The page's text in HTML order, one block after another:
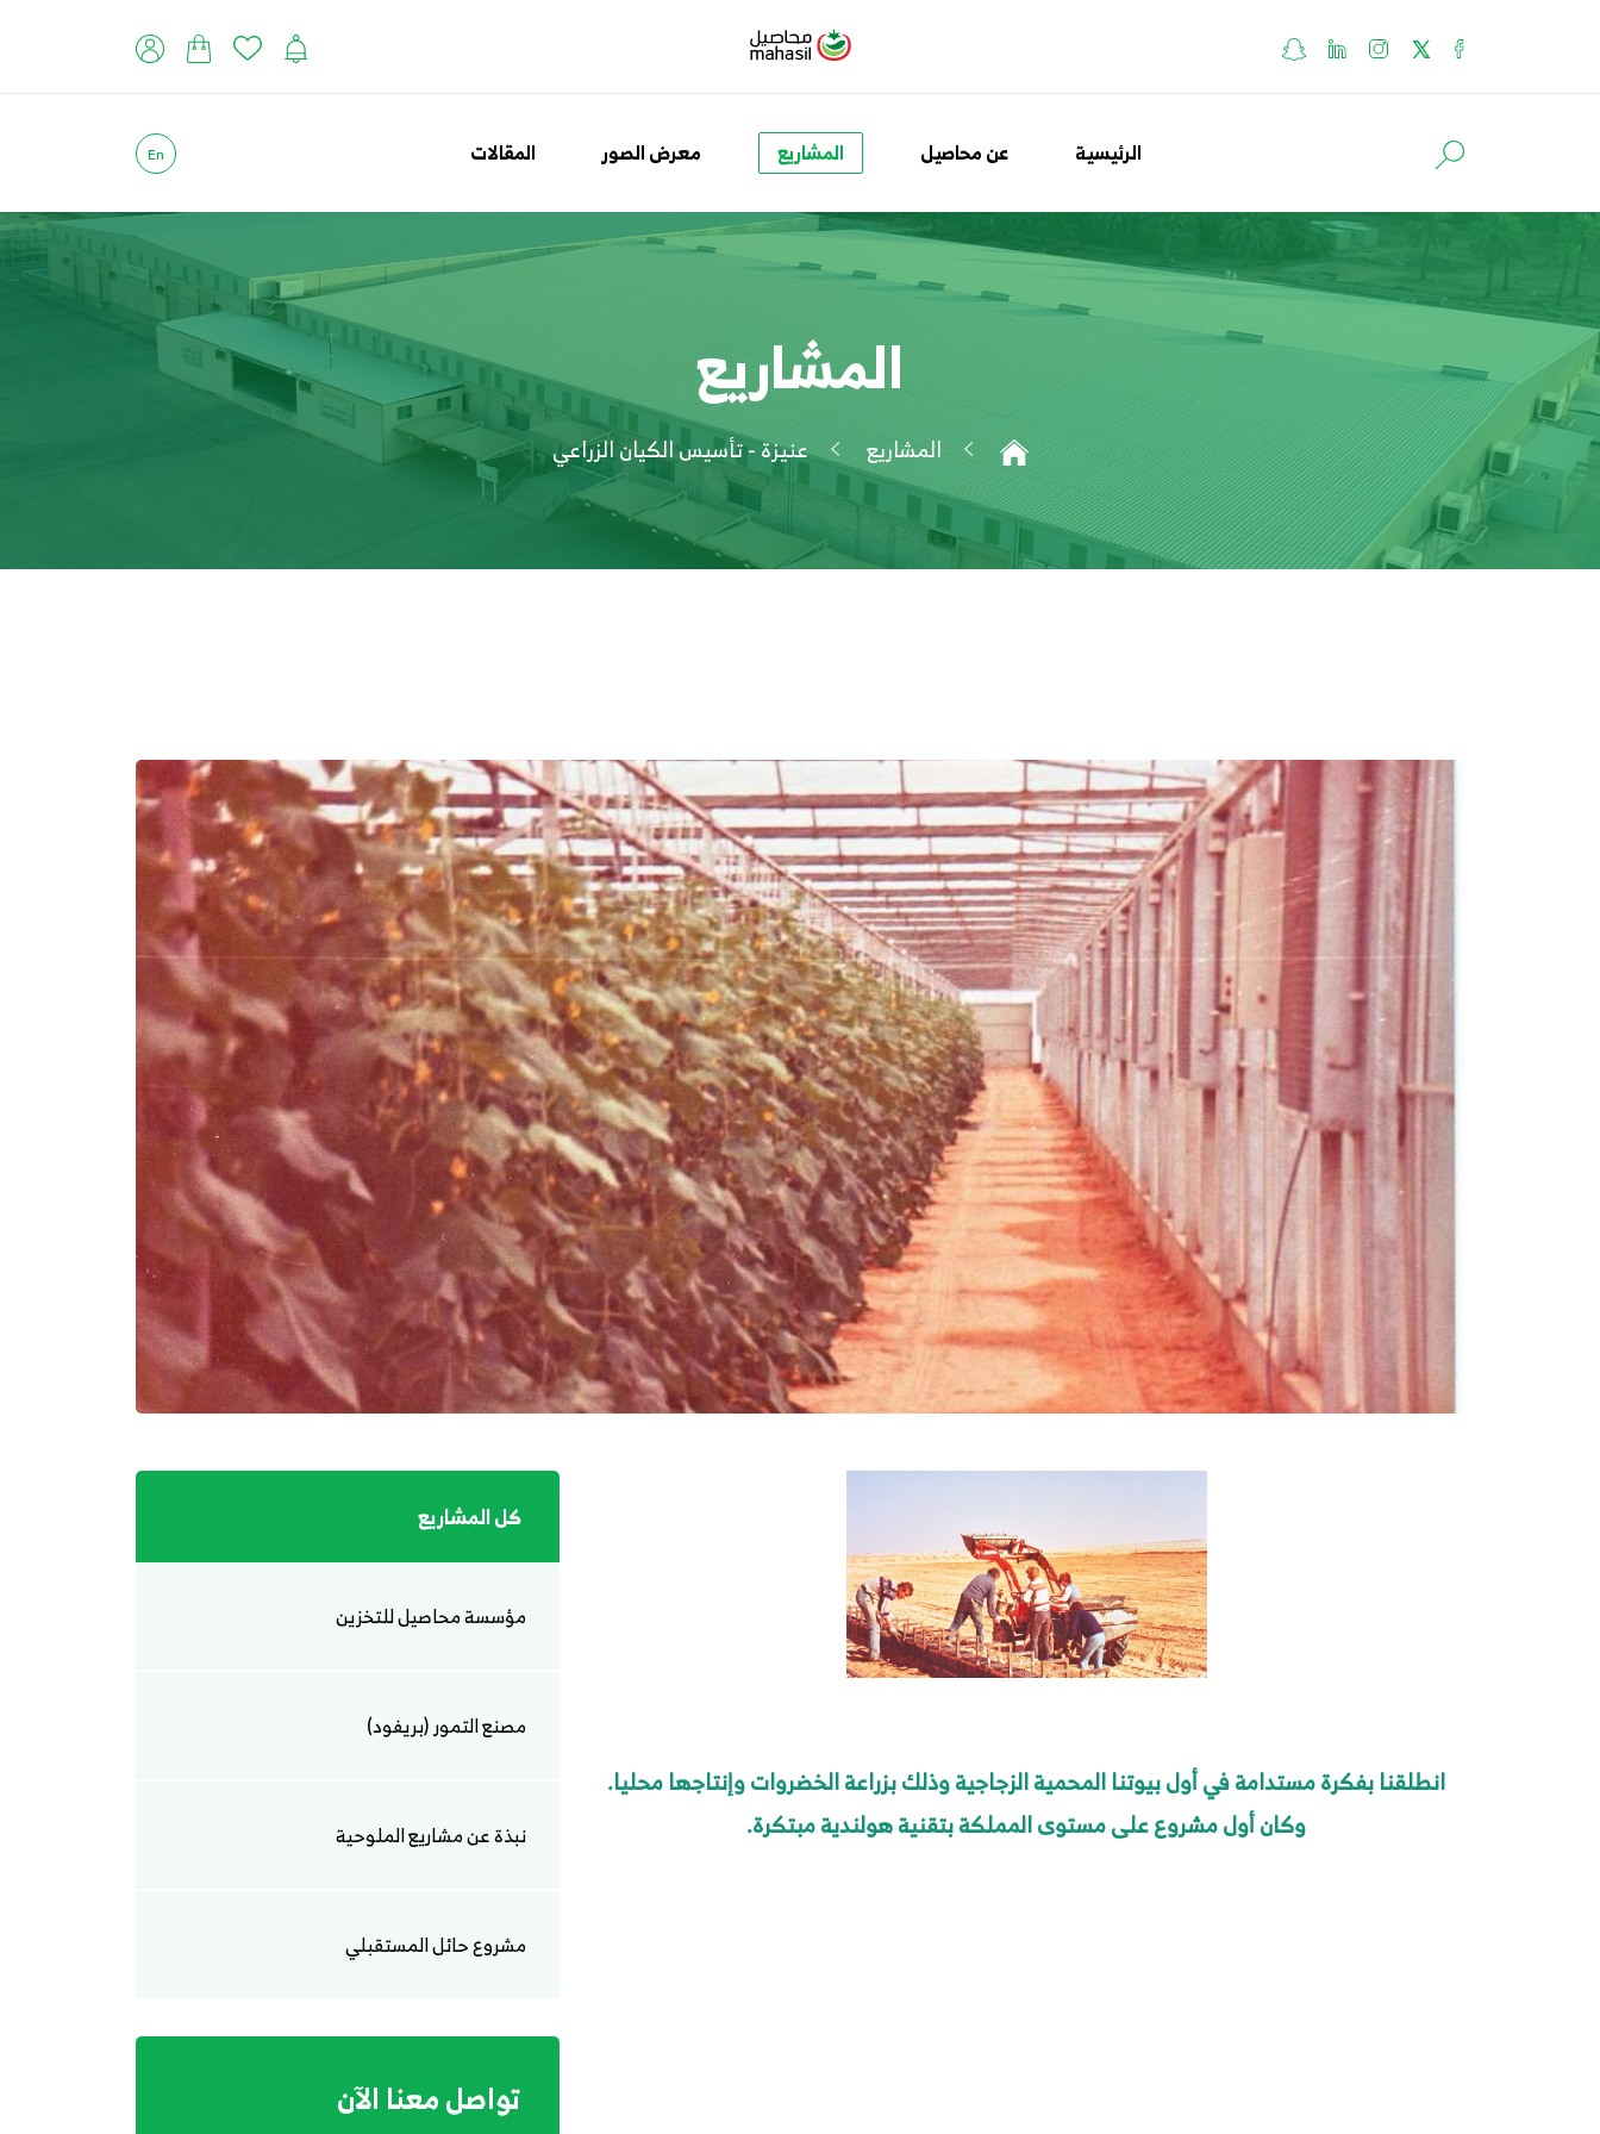
الرئيسية عن محاصيل المشاريع معرض الصور المقالات En
المشاريع
المشاريع عنيزة - تأسيس الكيان الزراعي
انطلقنا ﺑﻔﻜﺮة ﻣﺴﺘﺪاﻣﺔ ﻓﻲ أول ﺑﻴﻮﺗﻨﺎ اﻟﻤﺤﻤﻴﺔ اﻟﺰﺟﺎﺟﻴﺔ وذلك بزراﻋﺔ اﻟﺨﻀﺮوات وإﻧﺘﺎﺟﻬﺎ ﻣﺤﻠﻴﺎ.
وكان أول مشروع على مستوى المملكة بتقنية هولندية مبتكرة.
كل المشاريع
مؤسسة محاصيل للتخزين
مصنع التمور (بريفود)
نبذة عن مشاريع الملوحية
مشروع حائل المستقبلي
تواصل معنا الآن